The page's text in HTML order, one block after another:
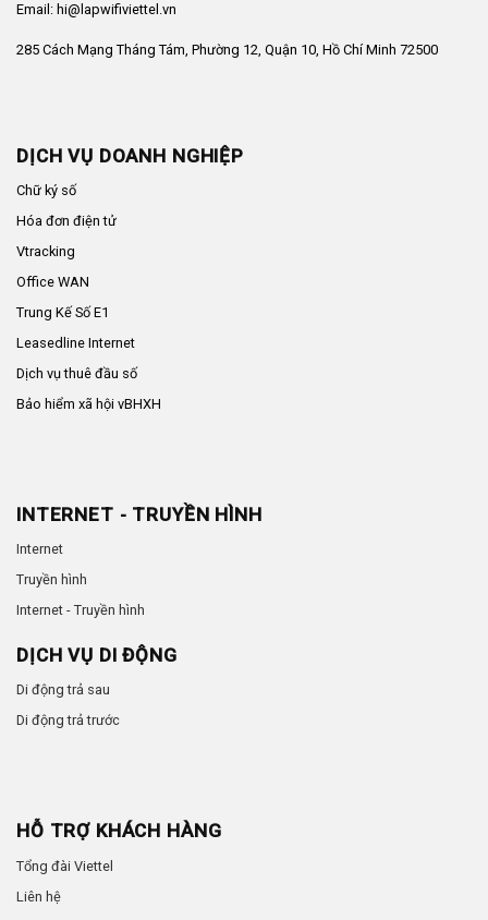
Email: hi@lapwifiviettel.vn
285 Cách Mạng Tháng Tám, Phường 12, Quận 10, Hồ Chí Minh 72500
DỊCH VỤ DOANH NGHIỆP
Chữ ký số
Hóa đơn điện tử
Vtracking
Office WAN
Trung Kế Số E1
Leasedline Internet
Dịch vụ thuê đầu số
Bảo hiểm xã hội vBHXH
INTERNET - TRUYỀN HÌNH
Internet
Truyền hình
Internet - Truyền hình
DỊCH VỤ DI ĐỘNG
Di động trả sau
Di động trả trước
HỖ TRỢ KHÁCH HÀNG
Tổng đài Viettel
Liên hệ